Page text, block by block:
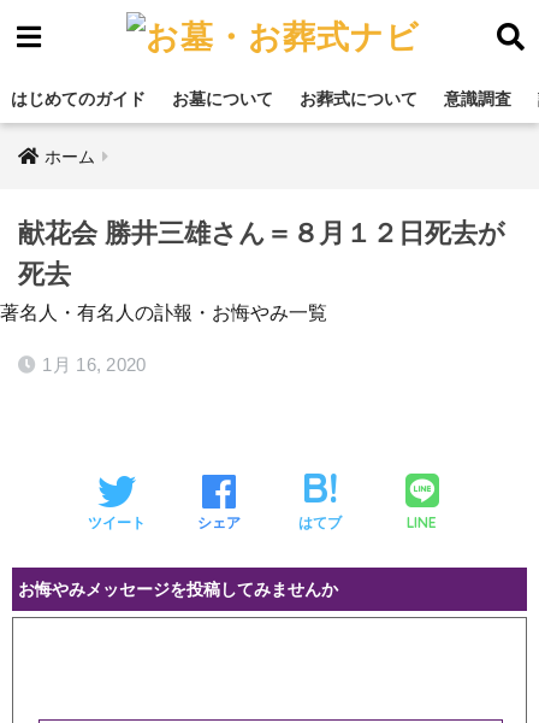
はじめてのガイド お墓について お葬式について 意識調査
ホーム
献花会 勝井三雄さん＝８月１２日死去が
死去
著名人・有名人の訃報・お悔やみ一覧
1月 16, 2020
ツイート シェア はてブ LINE
お悔やみメッセージを投稿してみませんか